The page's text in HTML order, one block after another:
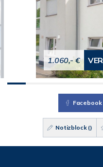
1.060,- €
Facebook
Notizblock ()